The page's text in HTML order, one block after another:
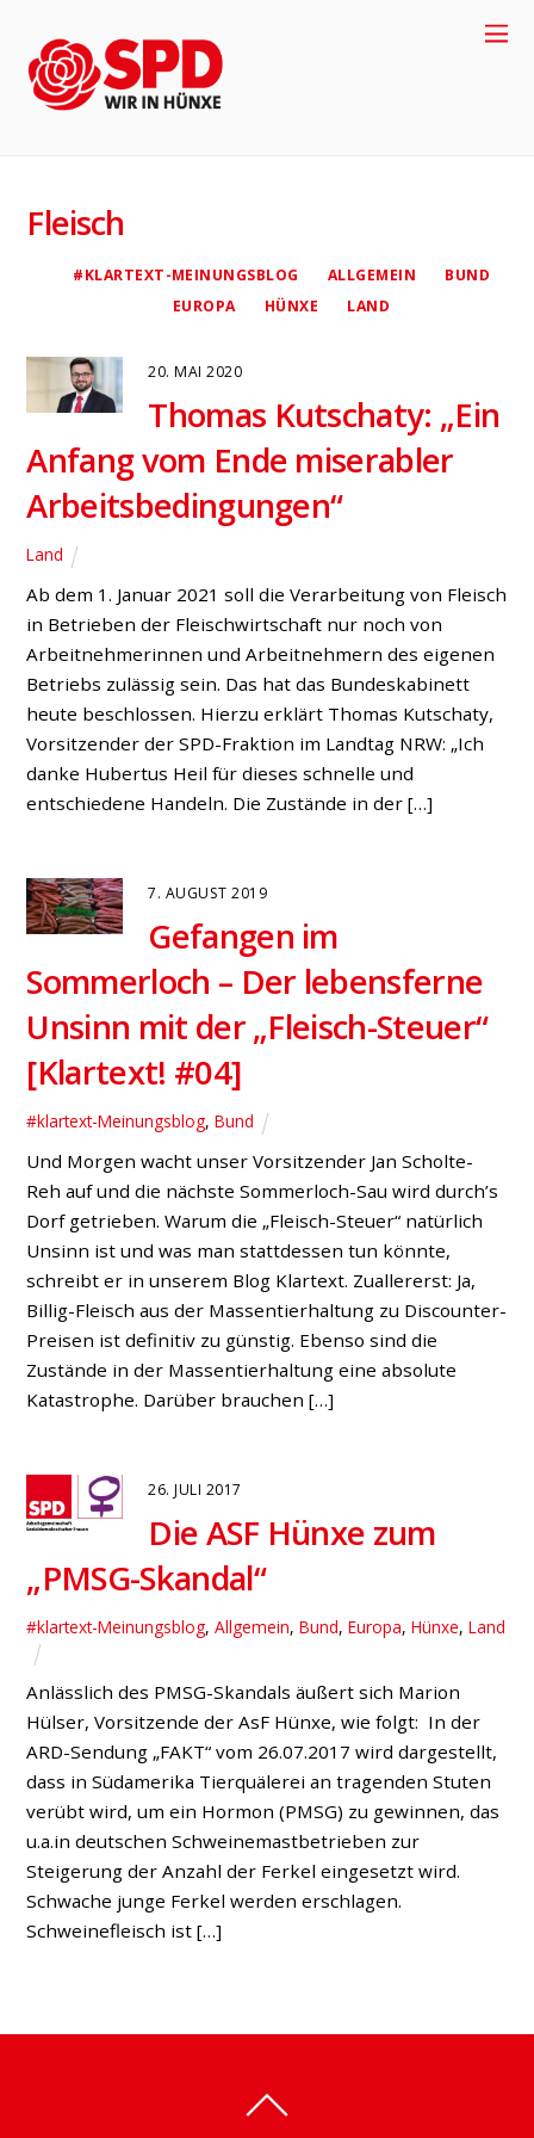
Fleisch
#KLARTEXT-MEINUNGSBLOG ALLGEMEIN
BUND
EUROPA
HÜNXE LAND
20. MAI 2020
Thomas Kutschaty: „Ein
Anfang vom Ende miserabler
Arbeitsbedingungen“
Land
Ab dem 1. Januar 2021 soll die Verarbeitung von Fleisch
in Betrieben der Fleischwirtschaft nur noch von
Arbeitnehmerinnen und Arbeitnehmern des eigenen
Betriebs zulässig sein. Das hat das Bundeskabinett
heute beschlossen. Hierzu erklärt Thomas Kutschaty,
Vorsitzender der SPD-Fraktion im Landtag NRW: „Ich
danke Hubertus Heil für dieses schnelle und
entschiedene Handeln. Die Zustände in der […]
7. AUGUST 2019
Gefangen im
Sommerloch – Der lebensferne
Unsinn mit der „Fleisch-Steuer“
[Klartext! #04]
#klartext-Meinungsblog,Bund
Und Morgen wacht unser Vorsitzender Jan Scholte-
Reh auf und die nächste Sommerloch-Sau wird durch’s
Dorf getrieben. Warum die „Fleisch-Steuer“ natürlich
Unsinn ist und was man stattdessen tun könnte,
schreibt er in unserem Blog Klartext. Zuallererst: Ja,
Billig-Fleisch aus der Massentierhaltung zu Discounter-
Preisen ist definitiv zu günstig. Ebenso sind die
Zustände in der Massentierhaltung eine absolute
Katastrophe. Darüber brauchen […]
26. JULI 2017
Die ASF Hünxe zum
„PMSG-Skandal“
#klartext-Meinungsblog,Allgemein,Bund,Europa,Hünxe,Land
Anlässlich des PMSG-Skandals äußert sich Marion
Hülser, Vorsitzende der AsF Hünxe, wie folgt: In der
ARD-Sendung „FAKT“ vom 26.07.2017 wird dargestellt,
dass in Südamerika Tierquälerei an tragenden Stuten
verübt wird, um ein Hormon (PMSG) zu gewinnen, das
u.a.in deutschen Schweinemastbetrieben zur
Steigerung der Anzahl der Ferkel eingesetzt wird.
Schwache junge Ferkel werden erschlagen.
Schweinefleisch ist […]